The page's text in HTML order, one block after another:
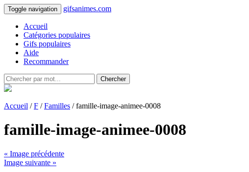
Toggle navigation gifsanimes.com
Accueil
Catégories populaires
Gifs populaires
Aide
Recommander
Chercher
Accueil /F /Familles / famille-image-animee-0008
famille-image-animee-0008
« Image précédente
Image suivante »